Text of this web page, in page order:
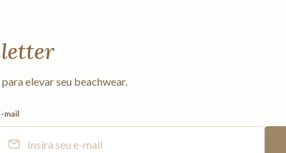
elevar seu beachwear.
mail